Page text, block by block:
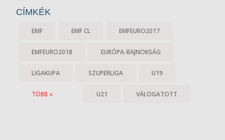
CÍMKÉK
EMF EMF CL EMFEURO2017
EMFEURO2018 EURÓPA-BAJNOKSÁG
LIGAKUPA SZUPERLIGA U19
U21 VÁLOGATOTT
TÖBB »